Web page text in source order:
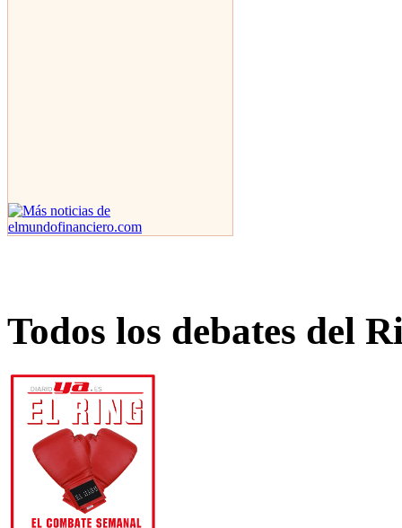
Todos los debates del